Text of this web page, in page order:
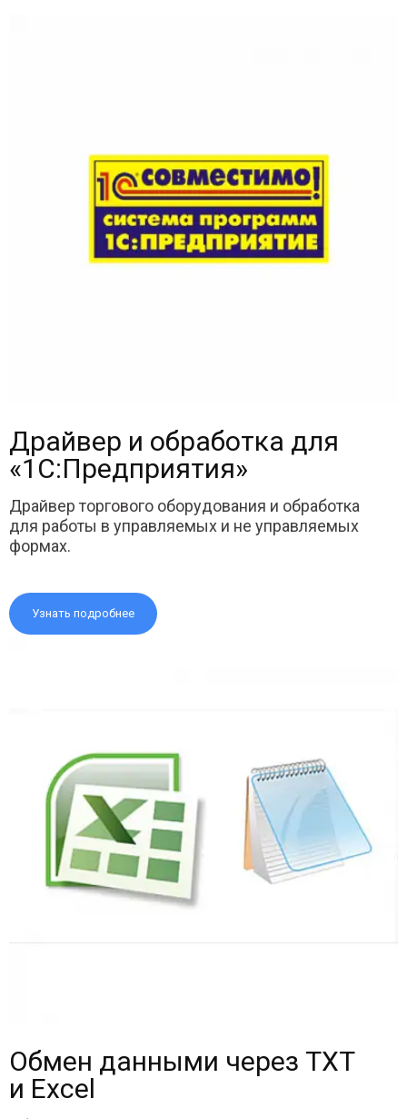
Драйвер и обработка для
«1С:Предприятия»
Драйвер торгового оборудования и обработка
для работы в управляемых и не управляемых
формах.
Узнать подробнее
Обмен данными через TXT
и Excel